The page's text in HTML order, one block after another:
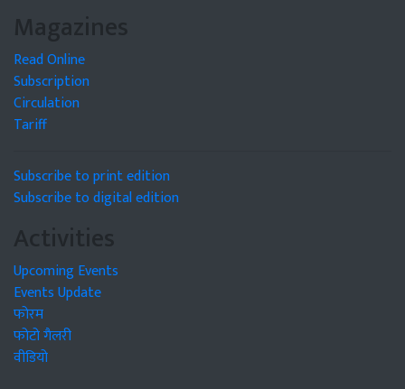
Magazines
Read Online
Subscription
Circulation
Tariff
Subscribe to print edition
Subscribe to digital edition
Activities
Upcoming Events
Events Update
फोरम
फोटो गैलरी
वीडियो